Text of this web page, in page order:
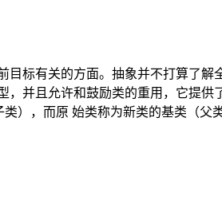
标有关的方面。抽象并不打算了
并且允许和鼓励类的重用，它提
），而原 始类称为新类的基类（父